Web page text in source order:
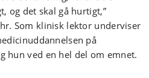
og det skal gå hurtigt,”
Som klinisk lektor underviser
på
hun ved en hel del om emnet.